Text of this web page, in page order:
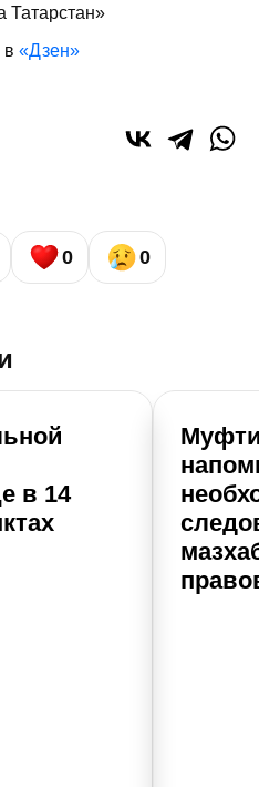
Татарстан»
в «Дзен»
0 0
в 14